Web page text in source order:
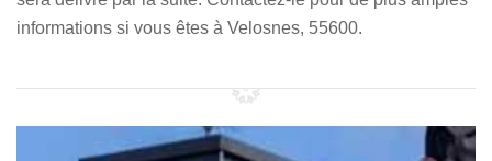
informations si vous êtes à Velosnes, 55600.